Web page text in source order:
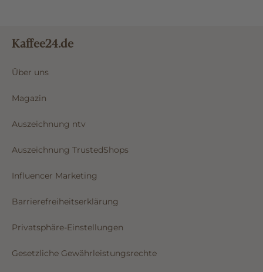
Kaffee24.de
Über uns
Magazin
Auszeichnung ntv
Auszeichnung TrustedShops
Influencer Marketing
Barrierefreiheitserklärung
Privatsphäre-Einstellungen
Gesetzliche Gewährleistungsrechte